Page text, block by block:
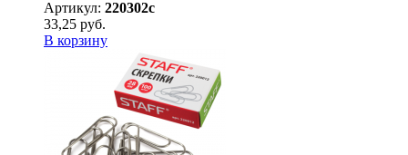
Артикул: 220302с
33,25 руб.
В корзину